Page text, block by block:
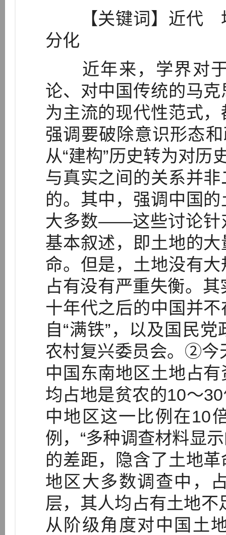
【关键词】近代
分化
近年来，学界对于
论、对中国传统的马
为主流的现代性范式
强调要破除意识形态
从“建构”历史转为对历
与真实之间的关系并
的。其中，强调中国
大多数——这些讨论针
基本叙述，即土地的
命。但是，土地没有
占有没有严重失衡。
十年代之后的中国并
自“满铁”，以及国民
农村复兴委员会。②今
中国东南地区土地占
均占地是贫农的10～
中地区这一比例在10
例，“多种调查材料显
的差距，隐含了土地
地区大多数调查中，
层，其人均占有土地
从阶级角度对中国土